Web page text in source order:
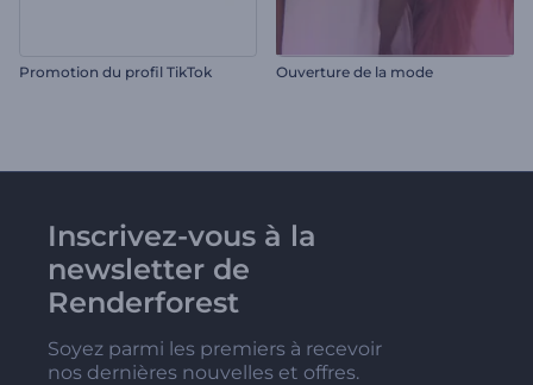
Promotion du profil TikTok Ouverture de la mode
Inscrivez-vous à la
newsletter de
Renderforest
Soyez parmi les premiers à recevoir
nos dernières nouvelles et offres.